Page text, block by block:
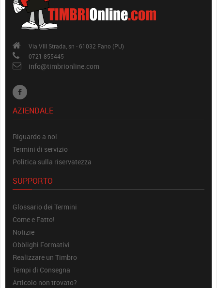
Via VIII Strada, sn - 61032 Fano (PU)
0721-855445
info@timbrionline.com
AZIENDALE
Riguardo a noi
Termini di servizio
Politica sulla riservatezza
SUPPORTO
Glossario dei Termini
Come e Fatto!
Notizie
Obblighi Formativi
Realizzare un Timbro
Tempi di Consegna
Articolo non trovato?